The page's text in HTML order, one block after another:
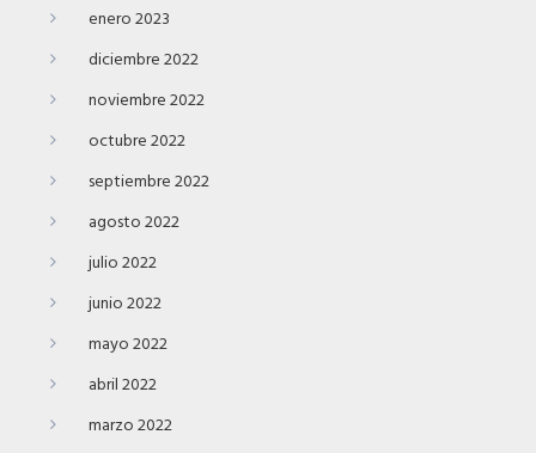
enero 2023
diciembre 2022
noviembre 2022
octubre 2022
septiembre 2022
agosto 2022
julio 2022
junio 2022
mayo 2022
abril 2022
marzo 2022